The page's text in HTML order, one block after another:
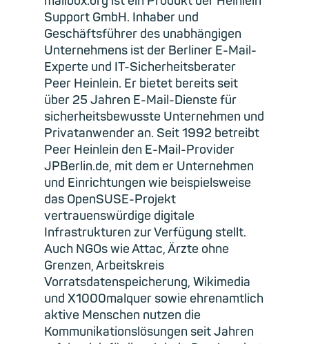
Support GmbH. Inhaber und
Geschäftsführer des unabhängigen
Unternehmens ist der Berliner E-Mail-
Experte und IT-Sicherheitsberater
Peer Heinlein. Er bietet bereits seit
über 25 Jahren E-Mail-Dienste für
sicherheitsbewusste Unternehmen und
Privatanwender an. Seit 1992 betreibt
Peer Heinlein den E-Mail-Provider
JPBerlin.de, mit dem er Unternehmen
und Einrichtungen wie beispielsweise
das OpenSUSE-Projekt
vertrauenswürdige digitale
Infrastrukturen zur Verfügung stellt.
Auch NGOs wie Attac, Ärzte ohne
Grenzen, Arbeitskreis
Vorratsdatenspeicherung, Wikimedia
und X1000malquer sowie ehrenamtlich
aktive Menschen nutzen die
Kommunikationslösungen seit Jahren